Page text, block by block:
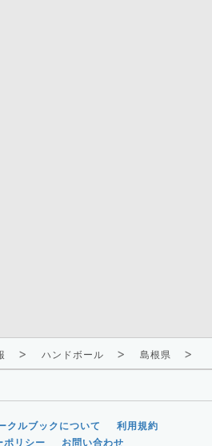
ハンドボール 島根県
クルブックについて
利用規約
ポリシー
お問い合わせ